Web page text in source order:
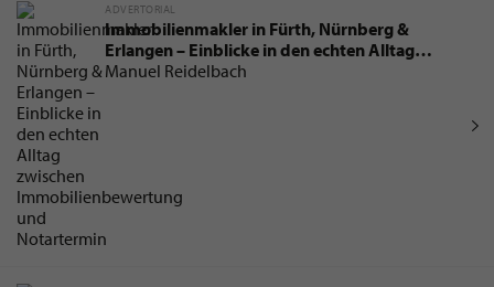
ADVERTORIAL
Immobilienmakler in Fürth, Nürnberg &
Erlangen – Einblicke in den echten Alltag
zwischen Immobilienbewertung und
Manuel Reidelbach